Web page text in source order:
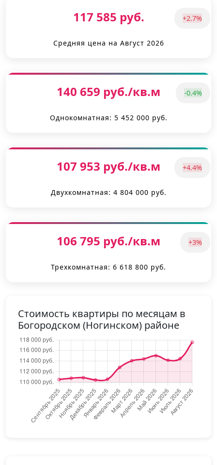
117 585 руб. +2.7%
Средняя цена на Август 2026
140 659 руб./кв.м -0.4%
Однокомнатная: 5 452 000 руб.
107 953 руб./кв.м +4.4%
Двухкомнатная: 4 804 000 руб.
106 795 руб./кв.м +3%
Трехкомнатная: 6 618 800 руб.
Стоимость квартиры по месяцам в
Богородском (Ногинском) районе